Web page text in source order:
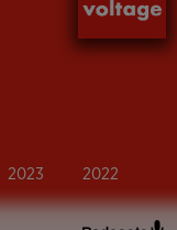
2023 2022